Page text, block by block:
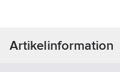
Artikelinformation